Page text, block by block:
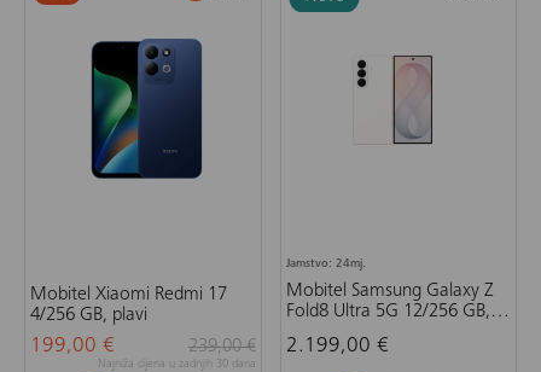
Mobitel Xiaomi Redmi 17
4/256 GB, plavi
199,00 € 239,00 €
Najniža cijena u zadnjih 30 dana
Jamstvo: 24mj.
Mobitel Samsung Galaxy Z
Fold8 Ultra 5G 12/256 GB,
2.199,00 €